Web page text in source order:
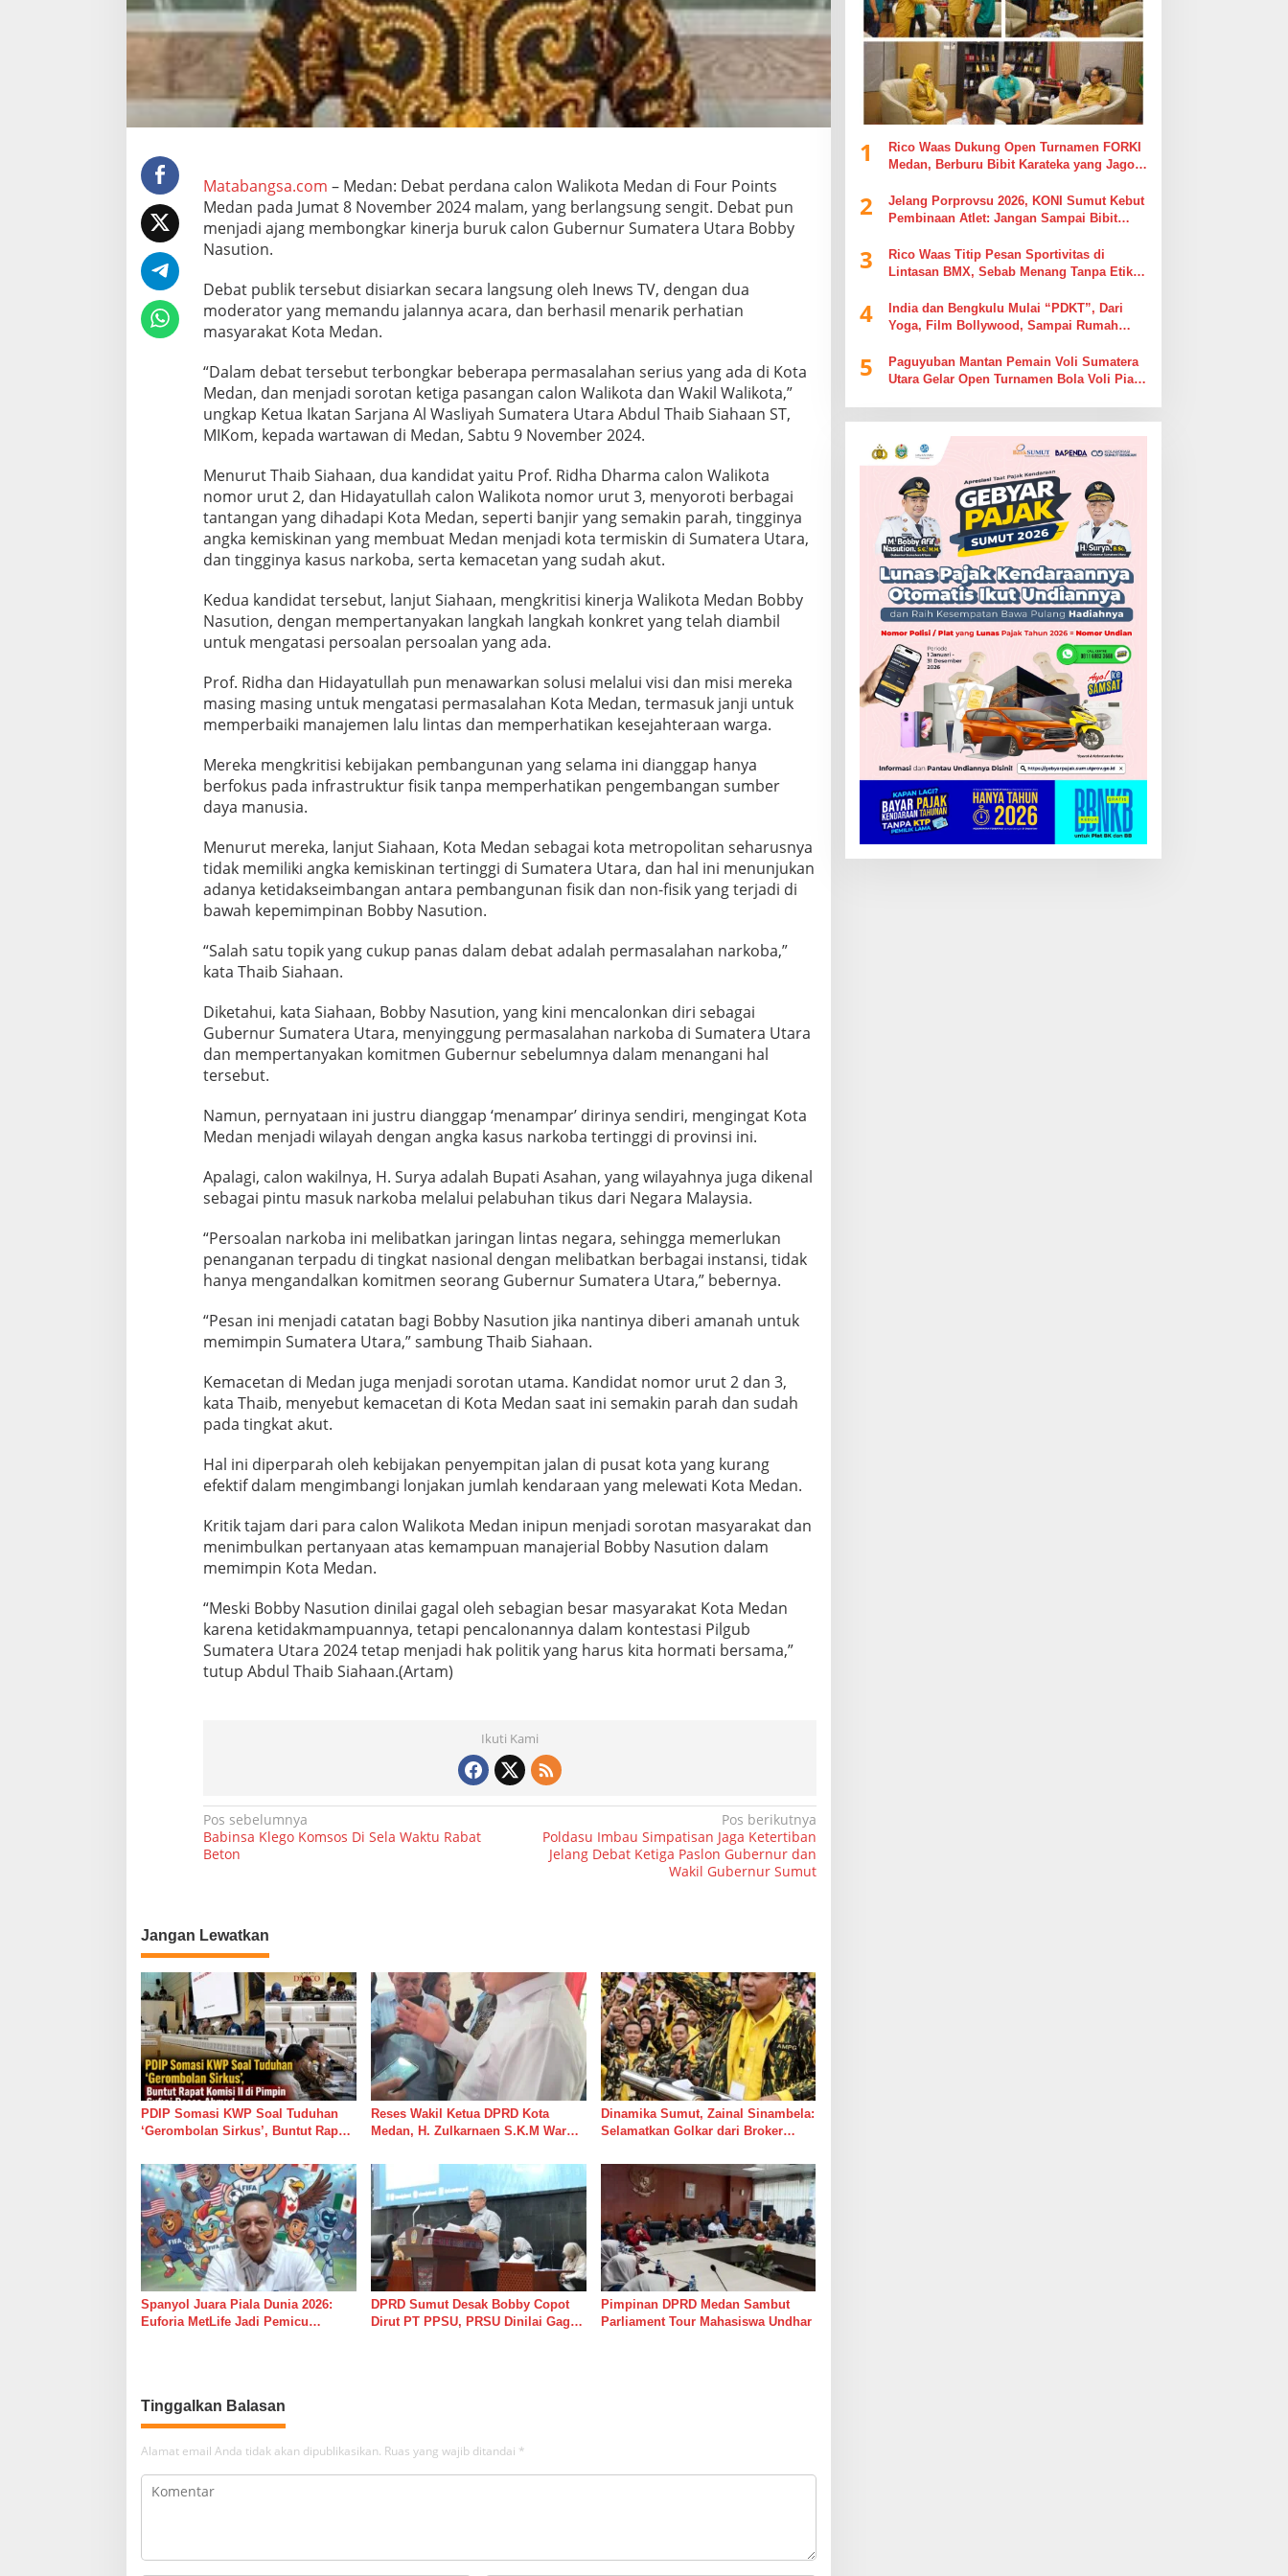
g
k
a
p
B
o
b
b
a
u
t
i
n
D
i
n
a
G
a
a
l
i
m
p
n
o
t
M
e
a
Matabangsa.com – Medan: Debat perdana calon Walikota Medan di Four Points
Medan pada Jumat 8 November 2024 malam, yang berlangsung sengit. Debat pun
menjadi ajang membongkar kinerja buruk calon Gubernur Sumatera Utara Bobby
Nasution.
Debat publik tersebut disiarkan secara langsung oleh Inews TV, dengan dua
moderator yang memandu jalannya acara, dan berhasil menarik perhatian
masyarakat Kota Medan.
“Dalam debat tersebut terbongkar beberapa permasalahan serius yang ada di Kota
Medan, dan menjadi sorotan ketiga pasangan calon Walikota dan Wakil Walikota,”
ungkap Ketua Ikatan Sarjana Al Wasliyah Sumatera Utara Abdul Thaib Siahaan ST,
MIKom, kepada wartawan di Medan, Sabtu 9 November 2024.
Menurut Thaib Siahaan, dua kandidat yaitu Prof. Ridha Dharma calon Walikota
nomor urut 2, dan Hidayatullah calon Walikota nomor urut 3, menyoroti berbagai
tantangan yang dihadapi Kota Medan, seperti banjir yang semakin parah, tingginya
angka kemiskinan yang membuat Medan menjadi kota termiskin di Sumatera Utara,
dan tingginya kasus narkoba, serta kemacetan yang sudah akut.
Kedua kandidat tersebut, lanjut Siahaan, mengkritisi kinerja Walikota Medan Bobby
Nasution, dengan mempertanyakan langkah langkah konkret yang telah diambil
untuk mengatasi persoalan persoalan yang ada.
Prof. Ridha dan Hidayatullah pun menawarkan solusi melalui visi dan misi mereka
masing masing untuk mengatasi permasalahan Kota Medan, termasuk janji untuk
memperbaiki manajemen lalu lintas dan memperhatikan kesejahteraan warga.
Mereka mengkritisi kebijakan pembangunan yang selama ini dianggap hanya
berfokus pada infrastruktur fisik tanpa memperhatikan pengembangan sumber
daya manusia.
Menurut mereka, lanjut Siahaan, Kota Medan sebagai kota metropolitan seharusnya
tidak memiliki angka kemiskinan tertinggi di Sumatera Utara, dan hal ini menunjukan
adanya ketidakseimbangan antara pembangunan fisik dan non-fisik yang terjadi di
bawah kepemimpinan Bobby Nasution.
“Salah satu topik yang cukup panas dalam debat adalah permasalahan narkoba,”
kata Thaib Siahaan.
Diketahui, kata Siahaan, Bobby Nasution, yang kini mencalonkan diri sebagai
Gubernur Sumatera Utara, menyinggung permasalahan narkoba di Sumatera Utara
dan mempertanyakan komitmen Gubernur sebelumnya dalam menangani hal
tersebut.
Namun, pernyataan ini justru dianggap ‘menampar’ dirinya sendiri, mengingat Kota
Medan menjadi wilayah dengan angka kasus narkoba tertinggi di provinsi ini.
Apalagi, calon wakilnya, H. Surya adalah Bupati Asahan, yang wilayahnya juga dikenal
sebagai pintu masuk narkoba melalui pelabuhan tikus dari Negara Malaysia.
“Persoalan narkoba ini melibatkan jaringan lintas negara, sehingga memerlukan
penanganan terpadu di tingkat nasional dengan melibatkan berbagai instansi, tidak
hanya mengandalkan komitmen seorang Gubernur Sumatera Utara,” bebernya.
“Pesan ini menjadi catatan bagi Bobby Nasution jika nantinya diberi amanah untuk
memimpin Sumatera Utara,” sambung Thaib Siahaan.
Kemacetan di Medan juga menjadi sorotan utama. Kandidat nomor urut 2 dan 3,
kata Thaib, menyebut kemacetan di Kota Medan saat ini semakin parah dan sudah
pada tingkat akut.
Hal ini diperparah oleh kebijakan penyempitan jalan di pusat kota yang kurang
efektif dalam mengimbangi lonjakan jumlah kendaraan yang melewati Kota Medan.
Kritik tajam dari para calon Walikota Medan inipun menjadi sorotan masyarakat dan
menimbulkan pertanyaan atas kemampuan manajerial Bobby Nasution dalam
memimpin Kota Medan.
“Meski Bobby Nasution dinilai gagal oleh sebagian besar masyarakat Kota Medan
karena ketidakmampuannya, tetapi pencalonannya dalam kontestasi Pilgub
Sumatera Utara 2024 tetap menjadi hak politik yang harus kita hormati bersama,”
tutup Abdul Thaib Siahaan.(Artam)
Ikuti Kami
N
a
g
a
s
i
p
o
s
Pos sebelumnya
Babinsa Klego Komsos Di Sela Waktu Rabat
Beton
Pos berikutnya
Poldasu Imbau Simpatisan Jaga Ketertiban
Jelang Debat Ketiga Paslon Gubernur dan
Wakil Gubernur Sumut
Jangan Lewatkan
PDIP Somasi KWP Soal Tuduhan
‘Gerombolan Sirkus’, Buntut Rapat
Ahmad
Reses Wakil Ketua DPRD Kota
Medan, H. Zulkarnaen S.K.M Warga
Pimpinan Medan Perjuangan
Diaspal Mulus
Dinamika Sumut, Zainal Sinambela:
Selamatkan Golkar dari Broker
Spanyol Juara Piala Dunia 2026:
Euforia MetLife Jadi Pemicu
DPRD Sumut Desak Bobby Copot
Dirut PT PPSU, PRSU Dinilai Gagal
Pimpinan DPRD Medan Sambut
Parliament Tour Mahasiswa Undhar
Tinggalkan Balasan
Alamat email Anda tidak akan dipublikasikan. Ruas yang wajib ditandai *
1
Rico Waas Dukung Open Turnamen FORKI
Medan, Berburu Bibit Karateka yang Jago
Komentar
2
Jelang Porprovsu 2026, KONI Sumut Kebut
Pembinaan Atlet: Jangan Sampai Bibit
3
Rico Waas Titip Pesan Sportivitas di
Lintasan BMX, Sebab Menang Tanpa Etika
4
India dan Bengkulu Mulai “PDKT”, Dari
Yoga, Film Bollywood, Sampai Rumah
5
Paguyuban Mantan Pemain Voli Sumatera
Utara Gelar Open Turnamen Bola Voli Piala